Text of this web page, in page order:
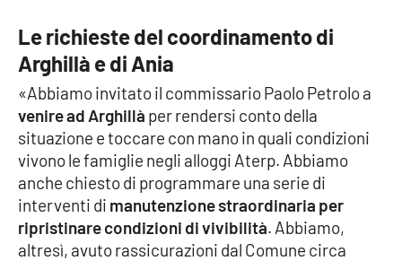
APP
Android
Apple
Le richieste del coordinamento di
Arghillà e di Ania
«Abbiamo invitato il commissario Paolo Petrolo a
venire ad Arghillà per rendersi conto della
situazione e toccare con mano in quali condizioni
vivono le famiglie negli alloggi Aterp. Abbiamo
anche chiesto di programmare una serie di
interventi di manutenzione straordinaria per
ripristinare condizioni di vivibilità. Abbiamo,
altresì, avuto rassicurazioni dal Comune circa